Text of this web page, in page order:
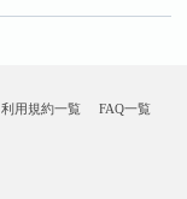
利用規約一覧
FAQ一覧